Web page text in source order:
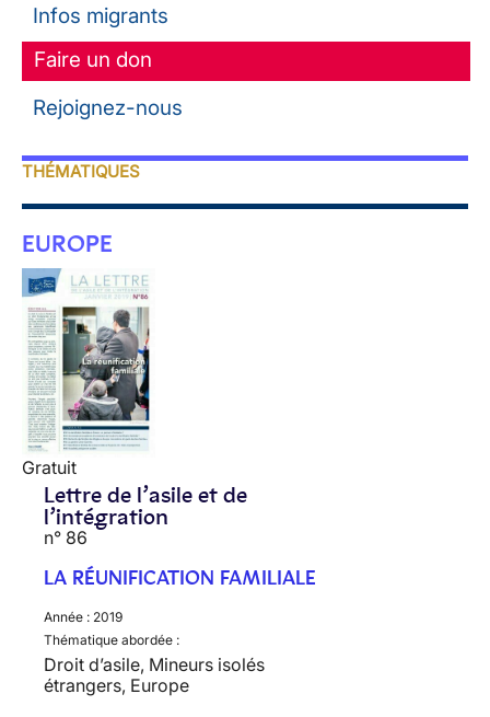
Infos migrants
Faire un don
Rejoignez-nous
THÉMATIQUES
EUROPE
Gratuit
Lettre de l’asile et de
l’intégration
n° 86
LA RÉUNIFICATION FAMILIALE
Année : 2019
Thématique abordée :
Droit d’asile, Mineurs isolés
étrangers, Europe